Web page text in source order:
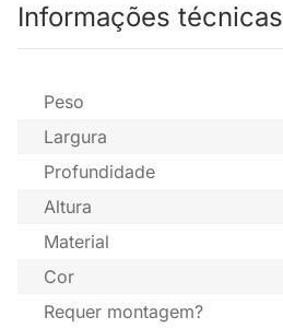
Informações técnicas
Peso
Largura
Profundidade
Altura
Material
Cor
Requer montagem?